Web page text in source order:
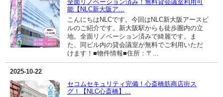
全面リノベーション済み！無料貸会議室利用可
能【NLC新大阪ア...
こんにちはNLCです。今回はNLC新大阪アースビ
ルのご紹介です。新大阪駅からも徒歩圏内の立
地。全面リノベーション済みで綺麗です。ま
た、同ビル内の貸会議室が無料でご利用いただ
けます！■物件情報■住所：〒...
2025-10-22
セコムセキュリティ完備！心斎橋筋商店街ス
グ！【NLC心斎橋】...